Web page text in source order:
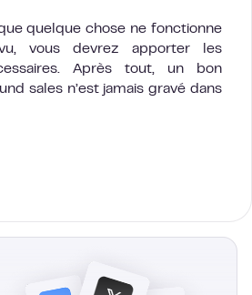
quelque chose ne fonctionne
vous devrez apporter les
Après tout, un bon
sales n’est jamais gravé dans